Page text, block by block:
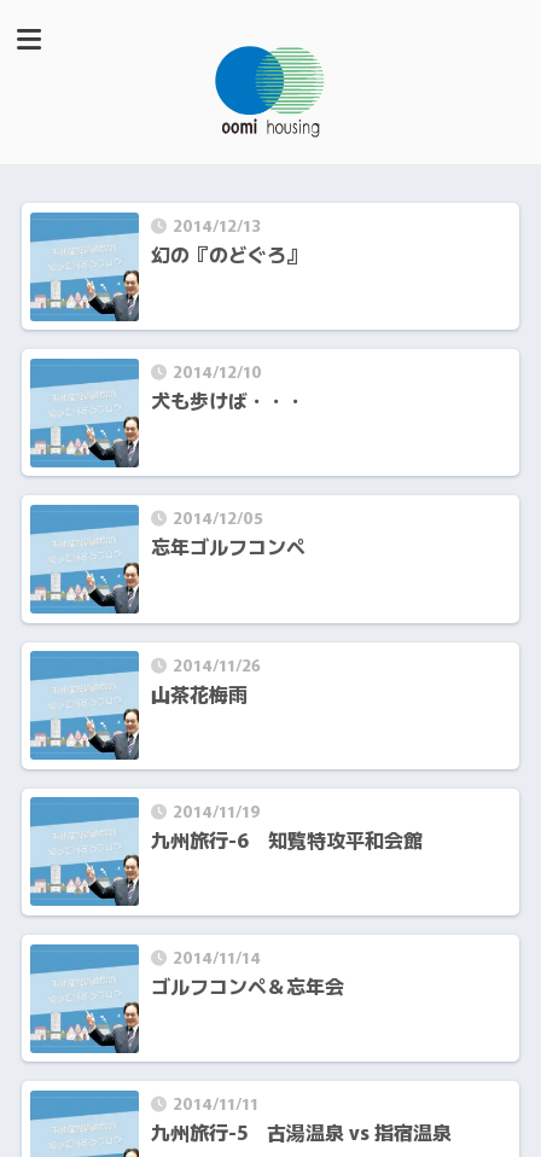
2014/12/13
幻の『のどぐろ』
2014/12/10
犬も歩けば・・・
2014/12/05
忘年ゴルフコンペ
2014/11/26
山茶花梅雨
2014/11/19
九州旅行-6 知覧特攻平和会館
2014/11/14
ゴルフコンペ＆忘年会
2014/11/11
九州旅行-5 古湯温泉 vs 指宿温泉